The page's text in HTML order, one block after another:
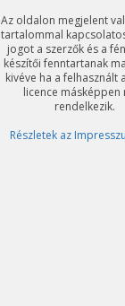
Az oldalon megjelent
tartalommal
jogot a szerzők és a
készítői fenntartanak
kivéve ha a felhasznált
licence másképpen
rendelkezik.
Részletek az